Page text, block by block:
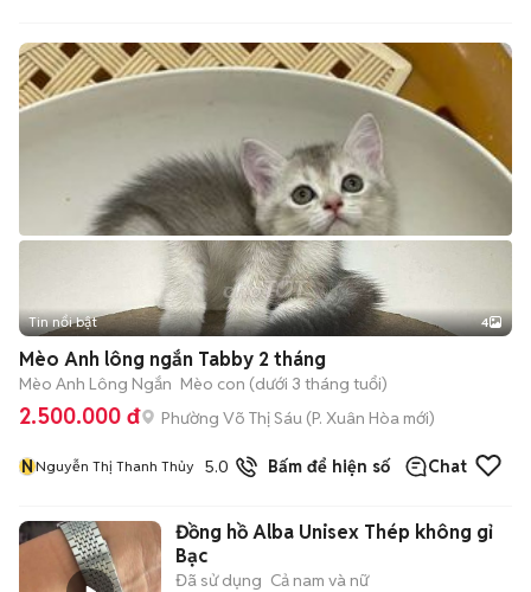
Tin nổi bật 4
Mèo Anh lông ngắn Tabby 2 tháng
Mèo Anh Lông Ngắn Mèo con (dưới 3 tháng tuổi)
2.500.000 đ Phường Võ Thị Sáu (P. Xuân Hòa mới)
NNguyễn Thị Thanh Thủy 5.0 19 đã bán
Bấm để hiện số Chat
Đồng hồ Alba Unisex Thép không gỉ
Bạc
Đã sử dụng Cả nam và nữ